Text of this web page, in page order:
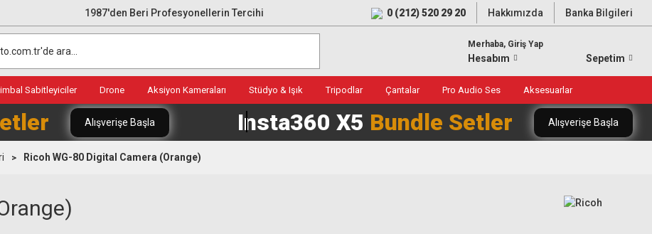
1987'den Beri Profesyonellerin Tercihi 0 (212) 520 29 20 Hakkımızda Banka Bilgileri
Merhaba, Giriş Yap
Hesabım Sepetim
Sabitleyiciler Drone Aksiyon Kameraları Stüdyo & Işık Tripodlar Çantalar Pro Audio Ses Aksesuarlar
Alışverişe Başla Insta360 X5 Bundle Setler Alışverişe Başla
Ricoh WG-80 Digital Camera (Orange)